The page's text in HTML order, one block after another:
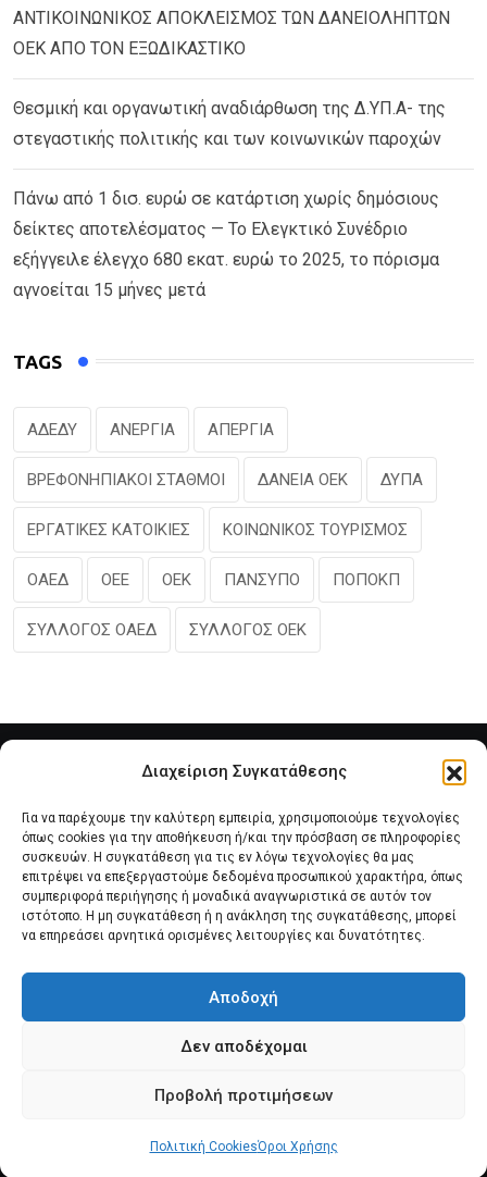
Διαχείριση Συγκατάθεσης
Για να παρέχουμε την καλύτερη εμπειρία, χρησιμοποιούμε τεχνολογίες
όπως cookies για την αποθήκευση ή/και την πρόσβαση σε πληροφορίες
συσκευών. Η συγκατάθεση για τις εν λόγω τεχνολογίες θα μας
επιτρέψει να επεξεργαστούμε δεδομένα προσωπικού χαρακτήρα, όπως
συμπεριφορά περιήγησης ή μοναδικά αναγνωριστικά σε αυτόν τον
ιστότοπο. Η μη συγκατάθεση ή η ανάκληση της συγκατάθεσης, μπορεί
να επηρεάσει αρνητικά ορισμένες λειτουργίες και δυνατότητες.
Αποδοχή
Δεν αποδέχομαι
Προβολή προτιμήσεων
Πολιτική CookiesΌροι Χρήσης
ΑΝΤΙΚΟΙΝΩΝΙΚΟΣ ΑΠΟΚΛΕΙΣΜΟΣ ΤΩΝ ΔΑΝΕΙΟΛΗΠΤΩΝ
ΟΕΚ ΑΠΟ ΤΟΝ ΕΞΩΔΙΚΑΣΤΙΚΟ
Θεσμική και οργανωτική αναδιάρθωση της Δ.ΥΠ.Α- της
στεγαστικής πολιτικής και των κοινωνικών παροχών
Πάνω από 1 δισ. ευρώ σε κατάρτιση χωρίς δημόσιους
δείκτες αποτελέσματος — Το Ελεγκτικό Συνέδριο
εξήγγειλε έλεγχο 680 εκατ. ευρώ το 2025, το πόρισμα
αγνοείται 15 μήνες μετά
TAGS
ΑΔΕΔΥ ΑΝΕΡΓΙΑ ΑΠΕΡΓΙΑ
ΒΡΕΦΟΝΗΠΙΑΚΟΙ ΣΤΑΘΜΟΙ ΔΑΝΕΙΑ ΟΕΚ ΔΥΠΑ
ΕΡΓΑΤΙΚΕΣ ΚΑΤΟΙΚΙΕΣ ΚΟΙΝΩΝΙΚΟΣ ΤΟΥΡΙΣΜΟΣ
ΟΑΕΔ ΟΕΕ ΟΕΚ ΠΑΝΣΥΠΟ ΠΟΠΟΚΠ
ΣΥΛΛΟΓΟΣ ΟΑΕΔ ΣΥΛΛΟΓΟΣ ΟΕΚ
Αρχική Νέα του Συλλόγου Θέματα e-Magazino
Πολιτική Cookies (ΕΕ)
© 2025 pansypo.gr